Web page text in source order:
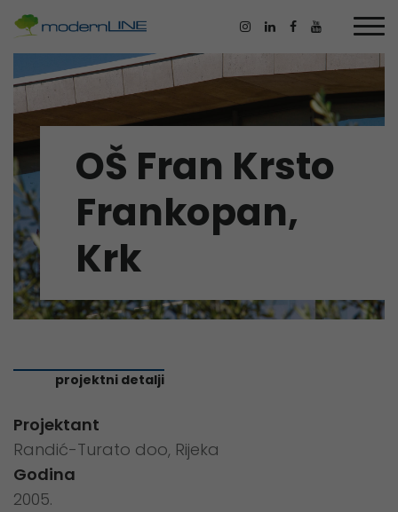
OŠ Fran Krsto
Frankopan,
Krk
projektni detalji
Projektant
Randić-Turato doo, Rijeka
Godina
2005.